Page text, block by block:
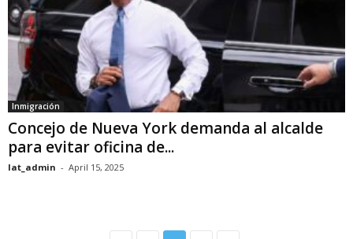
Inmigración
Concejo de Nueva York demanda al alcalde
para evitar oficina de...
lat_admin - April 15, 2025